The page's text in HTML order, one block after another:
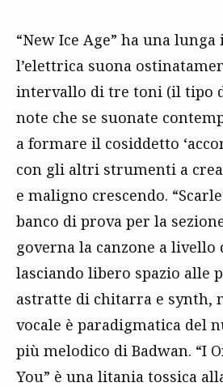
“New Ice Age” ha una
l’elettrica suona
intervallo di tre toni (il tipo
note che se suonate
a formare il cosiddetto
con gli altri strumenti a
e maligno crescendo.
banco di prova per la
governa la canzone a livello
lasciando libero spazio alle
astratte di chitarra e synth,
vocale è paradigmatica del
più melodico di Badwan. “I
You” è una litania tossica